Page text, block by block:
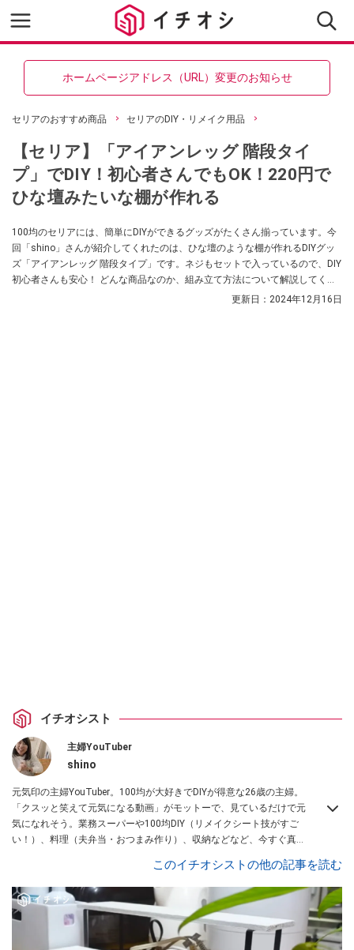
ホームページアドレス（URL）変更のお知らせ
セリアのおすすめ商品 セリアのDIY・リメイク用品
【セリア】「アイアンレッグ 階段タイ
プ」でDIY！初心者さんでもOK！220円で
ひな壇みたいな棚が作れる
100均のセリアには、簡単にDIYができるグッズがたくさん揃っています。今
回「shino」さんが紹介してくれたのは、ひな壇のような棚が作れるDIYグッ
ズ「アイアンレッグ 階段タイプ」です。ネジもセットで入っているので、DIY
初心者さんも安心！ どんな商品なのか、組み立て方法について解説してくれ
更新日： 2024年12月16日
イチオシスト
主婦YouTuber
shino
元気印の主婦YouTuber。100均が大好きでDIYが得意な26歳の主婦。
「クスッと笑えて元気になる動画」がモットーで、見ているだけで元
気になれそう。業務スーパーや100均DIY（リメイクシート技がすご
い！）、料理（夫弁当・おつまみ作り）、収納などなど、今すぐ真似
このイチオシストの他の記事を読む